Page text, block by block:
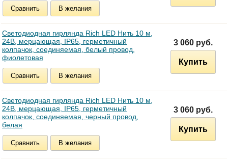
Сравнить В желания
Светодиодная гирлянда Rich LED Нить 10 м,
24В, мерцающая, IP65, герметичный
колпачок, соединяемая, белый провод,
фиолетовая
Сравнить В желания
3 060 руб.
Купить
Светодиодная гирлянда Rich LED Нить 10 м,
24В, мерцающая, IP65, герметичный
колпачок, соединяемая, черный провод,
белая
Сравнить В желания
3 060 руб.
Купить